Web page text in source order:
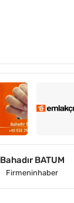
Bahadır BATUM
Firmeninhaber